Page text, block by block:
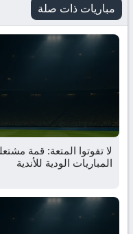
مباريات ذات صلة
لا تفوتوا المتعة: قمة
المباريات الودية للأندية